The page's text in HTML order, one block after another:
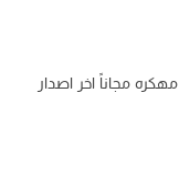
تحميل لعبة مكعب اكس CubeX 3D Apk مهكره مجاناً اخر اصدار